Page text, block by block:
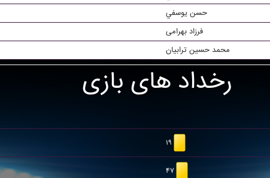
حسن يوسفي
فرزاد بهرامی
محمد حسین ترابیان
رخداد های بازی
۱۹
۴۷